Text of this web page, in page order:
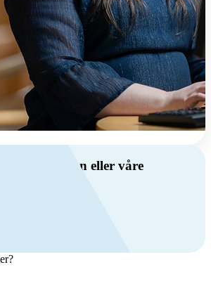
om ventilasjon eller våre